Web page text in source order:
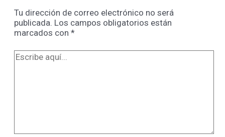
Tu dirección de correo electrónico no será
publicada. Los campos obligatorios están
marcados con *
Escribe